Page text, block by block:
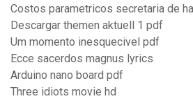
Costos parametricos secretaria de
Descargar themen aktuell 1 pdf
Um momento inesquecivel pdf
Ecce sacerdos magnus lyrics
Arduino nano board pdf
Three idiots movie hd